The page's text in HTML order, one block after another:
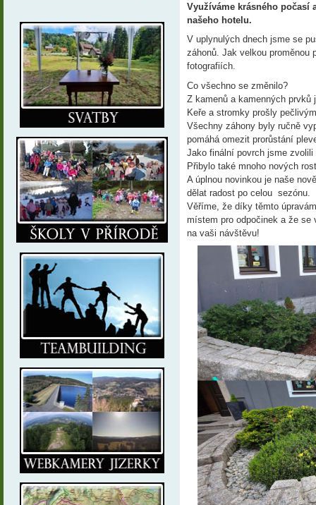
Využíváme krásného počasí
našeho hotelu.
V uplynulých dnech jsme se
záhonů. Jak velkou proměnou
fotografiích.
Co všechno se změnilo?
Z kamenů a kamenných
Keře a stromky prošly
Všechny záhony byly ručně
pomáhá omezit prorůstání
Jako finální povrch jsme
Přibylo také mnoho nových
A úplnou novinkou je naše
dělat radost po celou sezónu.
Věříme, že díky těmto
místem pro odpočinek a že
na vaši návštěvu!